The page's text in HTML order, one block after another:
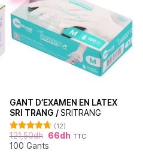
GANT D’EXAMEN EN LATEX
SRI TRANG /SRITRANG
Note4.67
sur 5
(12)
121,50dh 66dh TTC
100 Gants